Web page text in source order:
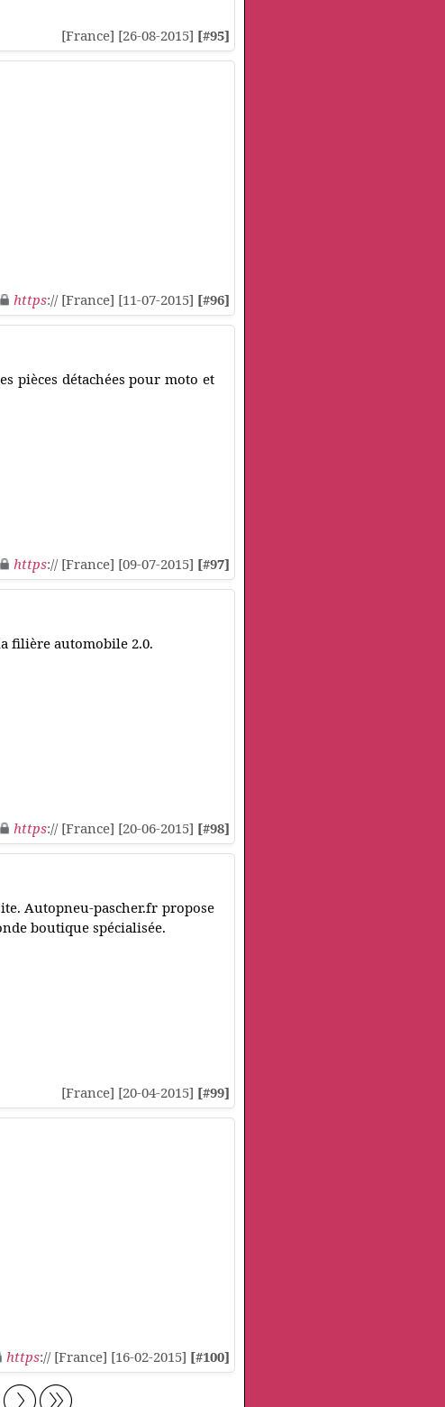
[France] [26-08-2015] [#95]
https:// [France] [11-07-2015] [#96]
pièces détachées pour moto et
https:// [France] [09-07-2015] [#97]
filière automobile 2.0.
https:// [France] [20-06-2015] [#98]
Autopneu-pascher.fr propose
boutique spécialisée.
[France] [20-04-2015] [#99]
https:// [France] [16-02-2015] [#100]